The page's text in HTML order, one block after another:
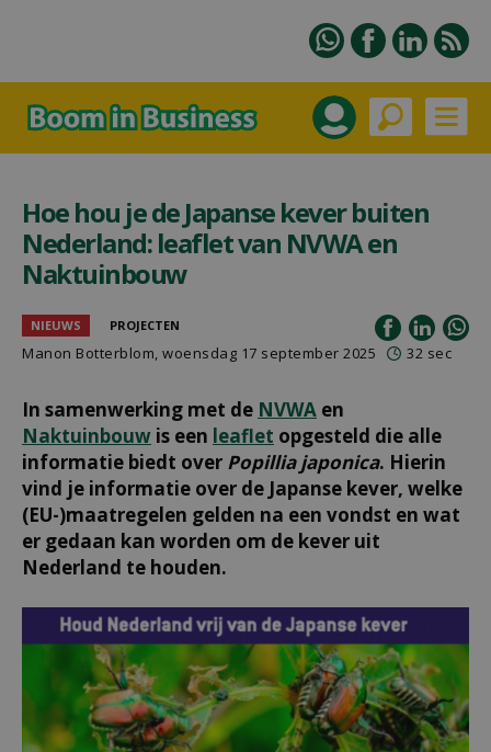
Hoe hou je de Japanse kever buiten
Nederland: leaflet van NVWA en
Naktuinbouw
NIEUWS PROJECTEN
Manon Botterblom, woensdag 17 september 2025 32 sec
In samenwerking met de NVWA en
Naktuinbouw is een leaflet opgesteld die alle
informatie biedt over Popillia japonica. Hierin
vind je informatie over de Japanse kever, welke
(EU-)maatregelen gelden na een vondst en wat
er gedaan kan worden om de kever uit
Nederland te houden.